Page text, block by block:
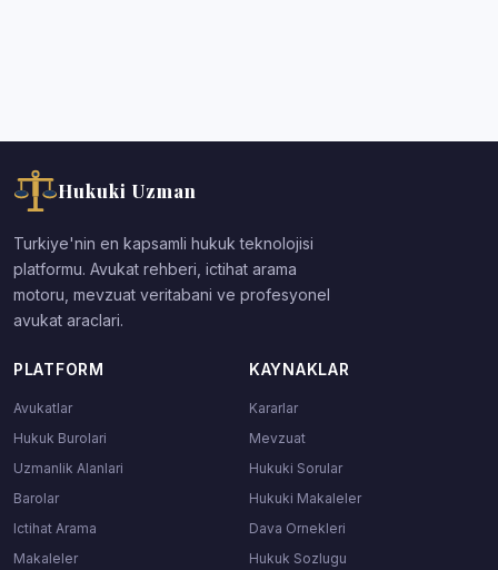
Hukuki Uzman
Turkiye'nin en kapsamli hukuk teknolojisi
platformu. Avukat rehberi, ictihat arama
motoru, mevzuat veritabani ve profesyonel
avukat araclari.
PLATFORM
Avukatlar
Hukuk Burolari
Uzmanlik Alanlari
Barolar
Ictihat Arama
Makaleler
KAYNAKLAR
Kararlar
Mevzuat
Hukuki Sorular
Hukuki Makaleler
Dava Ornekleri
Hukuk Sozlugu